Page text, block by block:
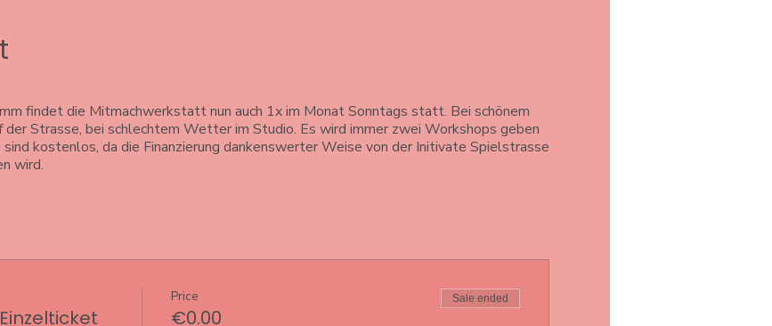
findet die Mitmachwerkstatt nun auch 1x im Monat Sonntags statt. Bei schönem
Strasse, bei schlechtem Wetter im Studio. Es wird immer zwei Workshops geben
kostenlos, da die Finanzierung dankenswerter Weise von der Initivate Spielstrasse
wird.
Price
€0.00
Sale ended